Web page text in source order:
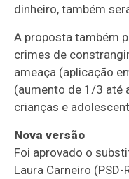
dinheiro, também
A proposta também
crimes de
ameaça (aplicação
(aumento de 1/3 até
crianças e
Nova versão
Foi aprovado o
Laura Carneiro